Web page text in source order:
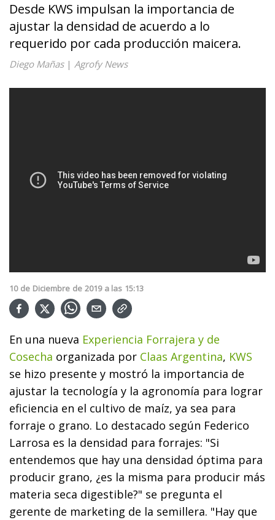
Desde KWS impulsan la importancia de
ajustar la densidad de acuerdo a lo
requerido por cada producción maicera.
Diego Mañas| Agrofy News
10 de Diciembre de 2019 a las 15:13
En una nueva Experiencia Forrajera y de
Cosecha organizada por Claas Argentina, KWS
se hizo presente y mostró la importancia de
ajustar la tecnología y la agronomía para lograr
eficiencia en el cultivo de maíz, ya sea para
forraje o grano. Lo destacado según Federico
Larrosa es la densidad para forrajes: "Si
entendemos que hay una densidad óptima para
producir grano, ¿es la misma para producir más
materia seca digestible?" se pregunta el
gerente de marketing de la semillera. "Hay que